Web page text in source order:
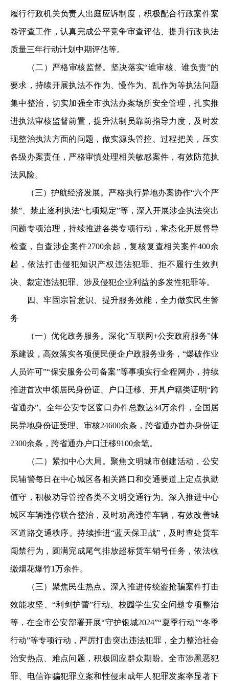
履行行政机关负责人出庭应诉制度，积极配合行政案件案
卷评查工作，认真完成公平竞争审查评估、提升行政执法
质量三年行动计划中期评估等。
（二）严格审核监督。坚决落实“谁审核、谁负责”的
要求，持续开展执法不作为、慢作为、乱作为等执法问题
集中整治，切实加强全市执法办案场所安全管理，扎实推
进执法审核监督前置，提升法制员靠前指导力度，及时发
现整治执法方面的问题，做实源头管控、过程把关，压实
各级办案责任，严格审慎处理相关敏感案件，有效防范执
法风险。
（三）护航经济发展。严格执行异地办案协作“六个严
禁”、禁止逐利执法“七项规定”等，深入开展涉企执法突出
问题专项治理，持续推进各类专项行动，常态化开展督导
检查，自查涉企案件2700余起，复核复查相关案件400余
起，依法打击侵犯知识产权违法犯罪、拒不履行生效判
决、裁定违法犯罪、涉及侵犯企业利益的多发性犯罪等。
四、牢固宗旨意识、提升服务效能，全力做实民生警
务
（一）优化政务服务。深化“互联网+公安政府服务”体
系建设，高效落实各项便民便企户政服务业务，“爆破作业
人员许可”“保安服务公司备案”等事项实行全程网办，持续
推进首次申领居民身份证、户口迁移、开具户籍类证明“跨
省通办”。全年公安专区窗口办件总数达34万余件，全国居
民异地身份证受理、审核24600余条，跨省通办首办身份证
2300余条，跨省通办户口迁移9100余笔。
（二）紧扣中心大局。聚焦文明城市创建活动，公安
民辅警每日在中心城区各相关路口和交通要道上定点执勤
值守，积极劝导管控各类不文明交通行为。深入推进中心
城区车辆违停联合整治，及时劝离违停车辆，有效改善城
区道路交通秩序。持续推进“蓝天保卫战”，及时查处货车
闯禁行为，圆满完成尾气排放超标货车销号任务，依法收
缴烟花爆竹1万余件。
（三）聚焦民生热点。深入推进传统盗抢骗案件打击
效能攻坚、“利剑护蕾”行动、校园学生安全问题专项整治
等，在全市公安部署开展“守护银城2024”“夏季行动”“冬季
行动”等专项行动，严厉打击突出违法犯罪，全力整治社会
治安热点、难点问题，积极回应群众期盼。全市涉黑恶犯
罪、电信诈骗犯罪立案和性侵未成年人犯罪发案率显著下